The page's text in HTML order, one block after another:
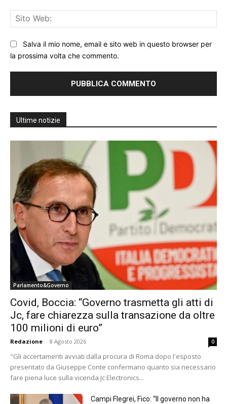
Salva il mio nome, email e sito web in questo browser per
la prossima volta che commento.
Ultime notizie
Parlamento&Governo
Covid, Boccia: “Governo trasmetta gli atti di
Jc, fare chiarezza sulla transazione da oltre
100 milioni di euro”
Redazione - 8 Agosto 2026 0
"Gli accertamenti avviati dalla procura di Roma dopo l'esposto
presentato da Giuseppe Conte confermano quanto sia necessario
fare piena luce sulla vicenda Jc Electronics...
Campi Flegrei, Fico: “Il governo non ha